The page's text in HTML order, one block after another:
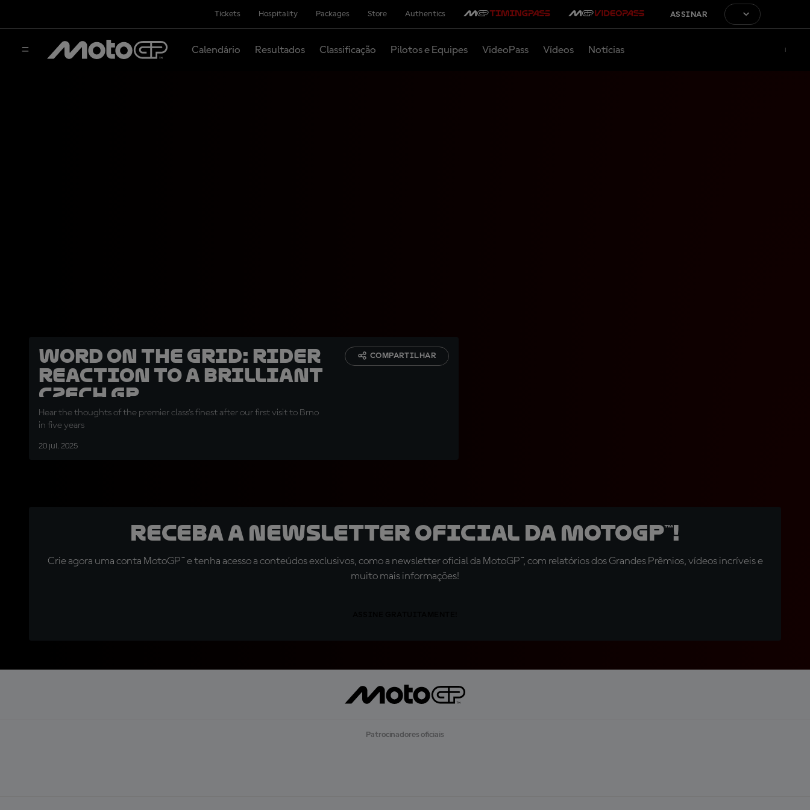
Tickets Hospitality Packages Store Authentics ASSINAR
Calendário Resultados Classificação Pilotos e Equipes VideoPass Vídeos Notícias
Word on the Grid: Rider
reaction to a brilliant
Czech GP
Hear the thoughts of the premier class's finest after our first visit to Brno
in five years
20 jul. 2025
COMPARTILHAR
Receba a newsletter oficial da MotoGP™!
Crie agora uma conta MotoGP™ e tenha acesso a conteúdos exclusivos, como a newsletter oficial da MotoGP™, com relatórios dos Grandes Prêmios, vídeos incríveis e
muito mais informações!
Patrocinadores oficiais